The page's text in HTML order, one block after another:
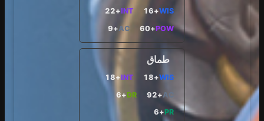
WIS
+16
INT
+22
POW
+60
AC
+9
طماق
WIS
+18
INT
+18
AC
+92
DR
+6
PR
+6